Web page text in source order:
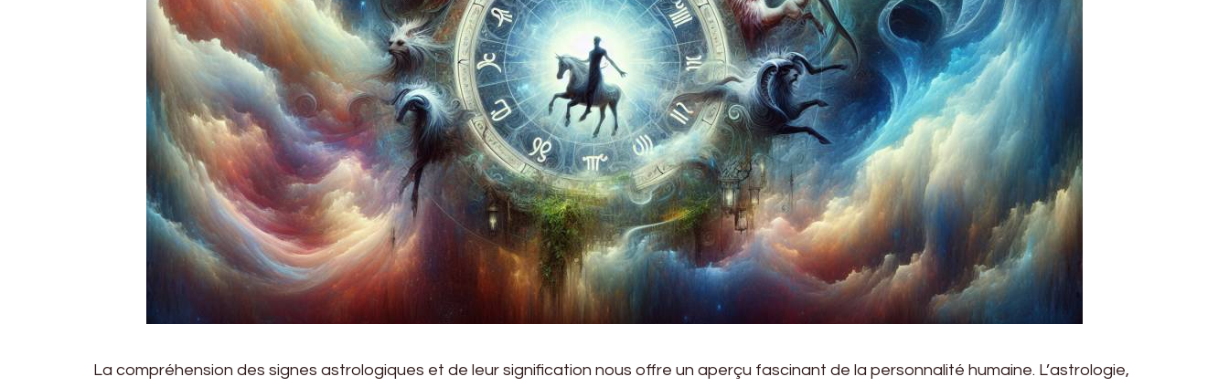
La compréhension des signes astrologiques et de leur signification nous offre un aperçu fascinant de la personnalité humaine. L’astrologie,